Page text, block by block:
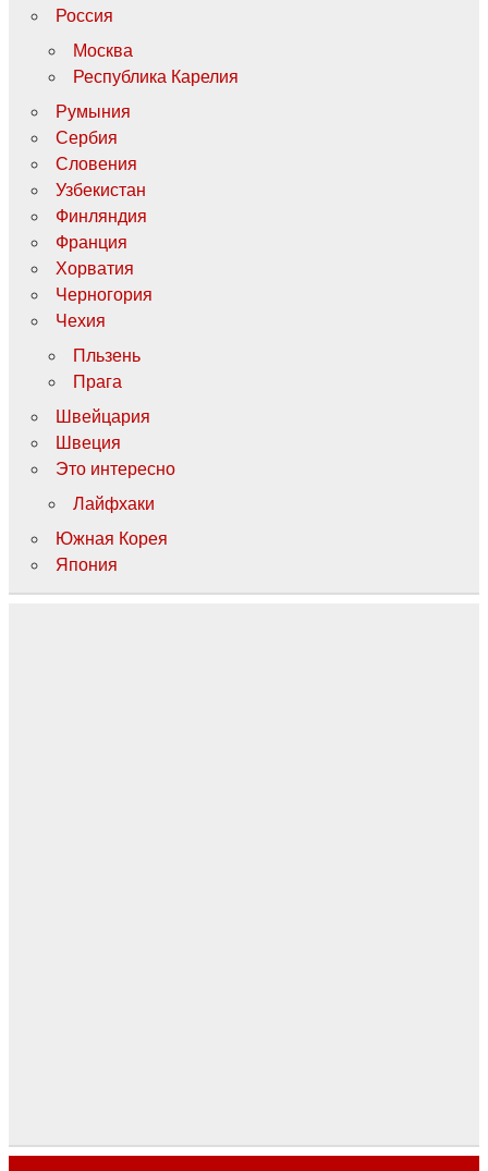
Россия
Москва
Республика Карелия
Румыния
Сербия
Словения
Узбекистан
Финляндия
Франция
Хорватия
Черногория
Чехия
Пльзень
Прага
Швейцария
Швеция
Это интересно
Лайфхаки
Южная Корея
Япония